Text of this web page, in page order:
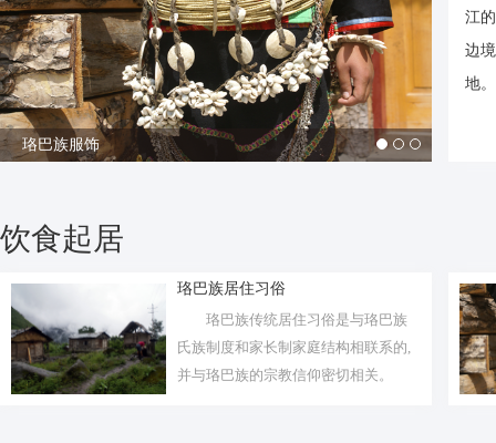
珞巴族服饰
江
边
地。
饮食起居
珞巴族居住习俗
珞巴族传统居住习俗是与珞巴族
氏族制度和家长制家庭结构相联系的,
并与珞巴族的宗教信仰密切相关。